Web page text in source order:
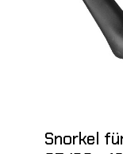
Snorkel